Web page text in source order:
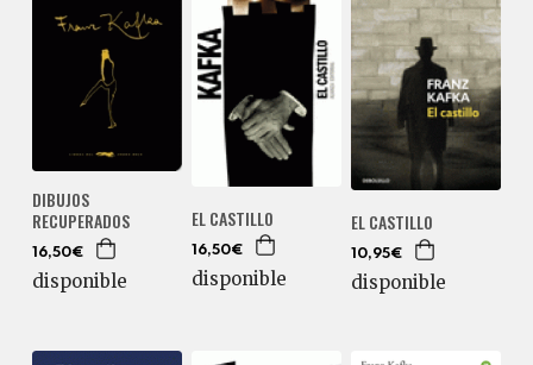
DIBUJOS
RECUPERADOS
16,50€
disponible
EL CASTILLO
16,50€
disponible
EL CASTILLO
10,95€
disponible